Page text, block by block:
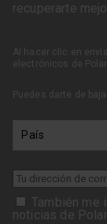
recuperarte
Al hacer clic en
electrónicos de
Puedes darte de
También me
noticias de Polar